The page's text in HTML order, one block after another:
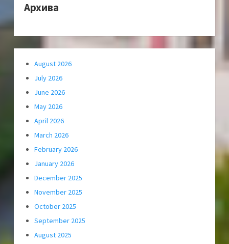
Архива
August 2026
July 2026
June 2026
May 2026
April 2026
March 2026
February 2026
January 2026
December 2025
November 2025
October 2025
September 2025
August 2025